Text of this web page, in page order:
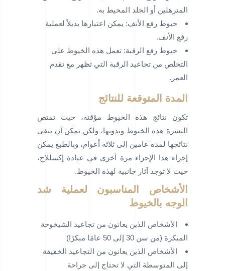
المترهلين أو الجلد المحيط به.
خيوط رفع الأنف: يمكن اعتبارها بديلاً لعملية
رفع الأنف.
خيوط رفع الرقبة: تعمل هذه الخيوط على
التخلص من تجاعيد الرقبة التي تظهر مع تقدم
العمر.
المدة المتوقعة للنتائج
تكون نتائج هذه الخيوط مؤقتة، حيث تمتص
البشرة هذه الخيوط وتذوبها، ولكن يمكن أن تبقى
نتائجها لمدة عامين إلى ثلاثة أعوام، وبالطبع يمكن
إجراء هذا الإجراء مرة أخرى في عيادة إكسللاج،
حيث لا توجد آثار جانبية لهذه الخيوط.
الأشخاص المناسبون لعملية شد
الوجه بالخيوط
الأشخاص الذين يعانون من تجاعيد الشيخوخة
المبكرة (من سن 30 إلى 50 عامًا مبكرًا)
الأشخاص الذين يعانون من التجاعيد الخفيفة
إلى المتوسطة التي لا تحتاج إلى جراحة